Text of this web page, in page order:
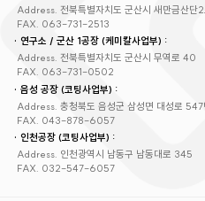
Address. 전북특별자치도 군산시 새만금산단
FAX. 063-731-2513
· 연구소 / 군산 1공장 (케미칼사업부) :
Address. 전북특별자치도 군산시 무역로 40
FAX. 063-731-0502
· 음성 공장 (코팅사업부) :
Address. 충청북도 음성군 삼성면 대성로 547
FAX. 043-878-6057
· 인천공장 (코팅사업부) :
Address. 인천광역시 남동구 남동대로 345
FAX. 032-547-6057